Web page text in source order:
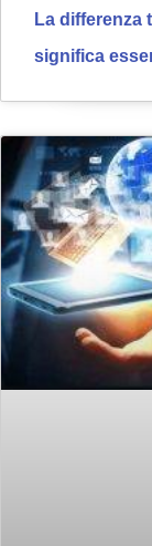
La differenza
significa